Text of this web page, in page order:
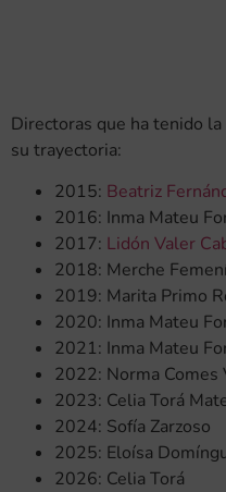
Directoras que ha tenido
su trayectoria:
2015: Beatriz
2016: Inma Mateu
2017: Lidón Valer
2018: Merche
2019: Marita Primo
2020: Inma Mateu
2021: Inma Mateu
2022: Norma Comes
2023: Celia Torá
2024: Sofía Zarzoso
2025: Eloísa
2026: Celia Torá